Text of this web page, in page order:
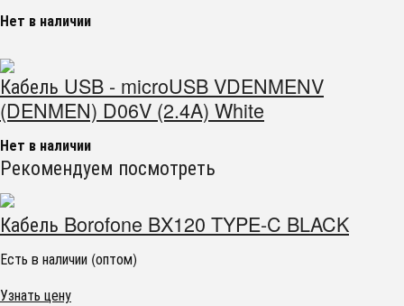
Нет в наличии
Кабель USB - microUSB VDENMENV
(DENMEN) D06V (2.4A) White
Нет в наличии
Рекомендуем посмотреть
Кабель Borofone BX120 TYPE-C BLACK
Есть в наличии (оптом)
Узнать цену